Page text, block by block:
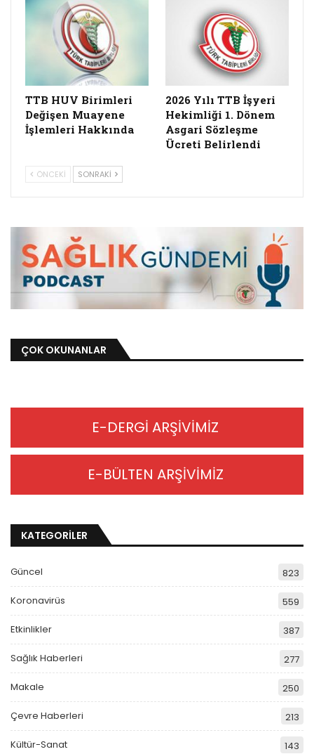
TTB HUV Birimleri
Değişen Muayene
İşlemleri Hakkında
2026 Yılı TTB İşyeri
Hekimliği 1. Dönem
Asgari Sözleşme
Ücreti Belirlendi
ÖNCEKI SONRAKI
ÇOK OKUNANLAR
E-DERGİ ARŞİVİMİZ
E-BÜLTEN ARŞİVİMİZ
KATEGORİLER
Güncel 823
Koronavirüs 559
Etkinlikler 387
Sağlık Haberleri 277
Makale 250
Çevre Haberleri 213
Kültür-Sanat 143